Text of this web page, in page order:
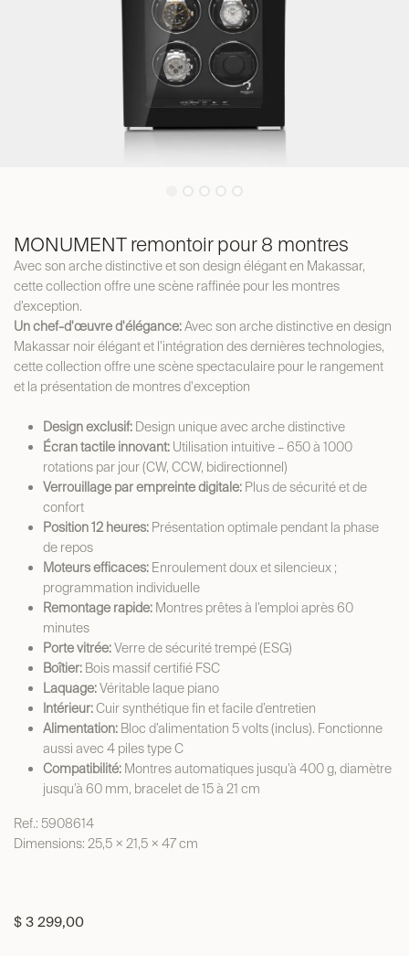
MONUMENT remontoir pour 8 montres
Avec son arche distinctive et son design élégant en Makassar,
cette collection offre une scène raffinée pour les montres
d’exception.
Un chef-d'œuvre d'élégance:Avec son arche distinctive en design
Makassar noir élégant et l'intégration des dernières technologies,
cette collection offre une scène spectaculaire pour le rangement
et la présentation de montres d'exception
Design exclusif: Design unique avec arche distinctive
Écran tactile innovant: Utilisation intuitive – 650 à 1000
rotations par jour (CW, CCW, bidirectionnel)
Verrouillage par empreinte digitale: Plus de sécurité et de
confort
Position 12 heures: Présentation optimale pendant la phase
de repos
Moteurs efficaces: Enroulement doux et silencieux ;
programmation individuelle
Remontage rapide: Montres prêtes à l’emploi après 60
minutes
Porte vitrée:Verre de sécurité trempé (ESG)
Boîtier: Bois massif certifié FSC
Laquage:Véritable laque piano
Intérieur:Cuir synthétique fin et facile d’entretien
Alimentation: Bloc d’alimentation 5 volts (inclus). Fonctionne
aussi avec 4 piles type C
Compatibilité: Montres automatiques jusqu’à 400 g, diamètre
jusqu’à 60 mm, bracelet de 15 à 21 cm
Ref.: 5908614
Dimensions: 25,5 × 21,5 × 47 cm
$ 3 299,00